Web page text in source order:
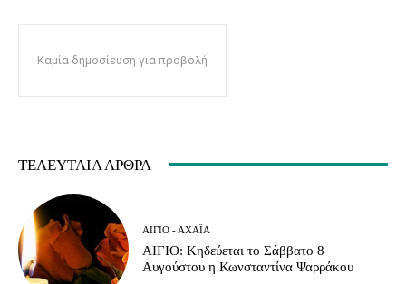
Καμία δημοσίευση για προβολή
ΤΕΛΕΥΤΑΊΑ ΆΡΘΡΑ
ΑΊΓΙΟ - ΑΧΑΪ́Α
ΑΙΓΙΟ: Κηδεύεται το Σάββατο 8
Αυγούστου η Κωνσταντίνα Ψαρράκου